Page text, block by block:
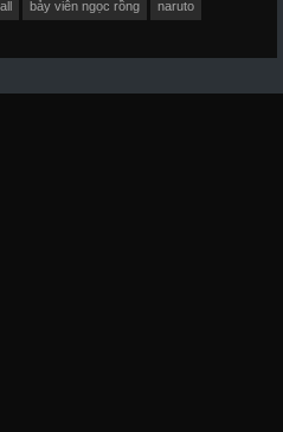
bảy viên ngọc rồng naruto